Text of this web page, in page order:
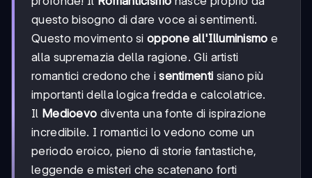
questo bisogno di dare voce ai sentimenti.
Questo movimento si oppone all'Illuminismo e
alla supremazia della ragione. Gli artisti
romantici credono che isentimenti siano più
importanti della logica fredda e calcolatrice.
Il Medioevo diventa una fonte di ispirazione
incredibile. I romantici lo vedono come un
periodo eroico, pieno di storie fantastiche,
leggende e misteri che scatenano forti